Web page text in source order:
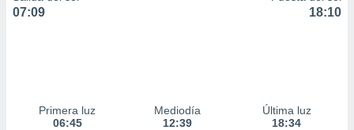
07:09 18:10
Primera luz
06:45
Mediodía
12:39
Última luz
18:34